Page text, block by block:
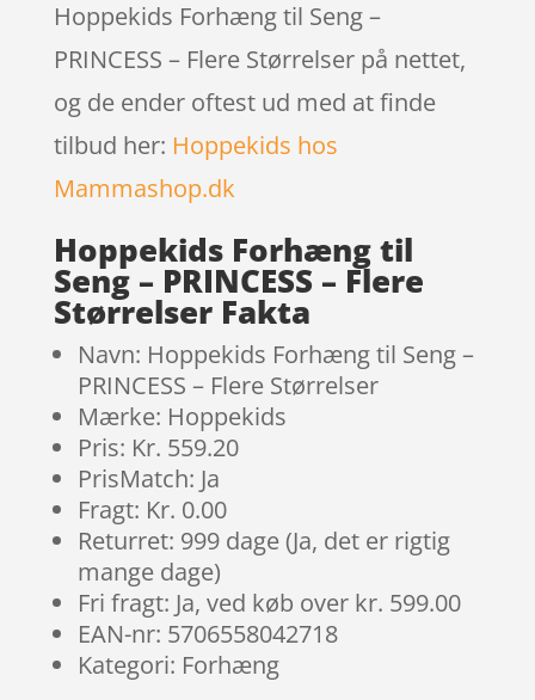
Hoppekids Forhæng til Seng –
PRINCESS – Flere Størrelser på nettet,
og de ender oftest ud med at finde
tilbud her: Hoppekids hos
Mammashop.dk
Hoppekids Forhæng til
Seng – PRINCESS – Flere
Størrelser Fakta
Navn: Hoppekids Forhæng til Seng –
PRINCESS – Flere Størrelser
Mærke: Hoppekids
Pris: Kr. 559.20
PrisMatch: Ja
Fragt: Kr. 0.00
Returret: 999 dage (Ja, det er rigtig
mange dage)
Fri fragt: Ja, ved køb over kr. 599.00
EAN-nr: 5706558042718
Kategori: Forhæng